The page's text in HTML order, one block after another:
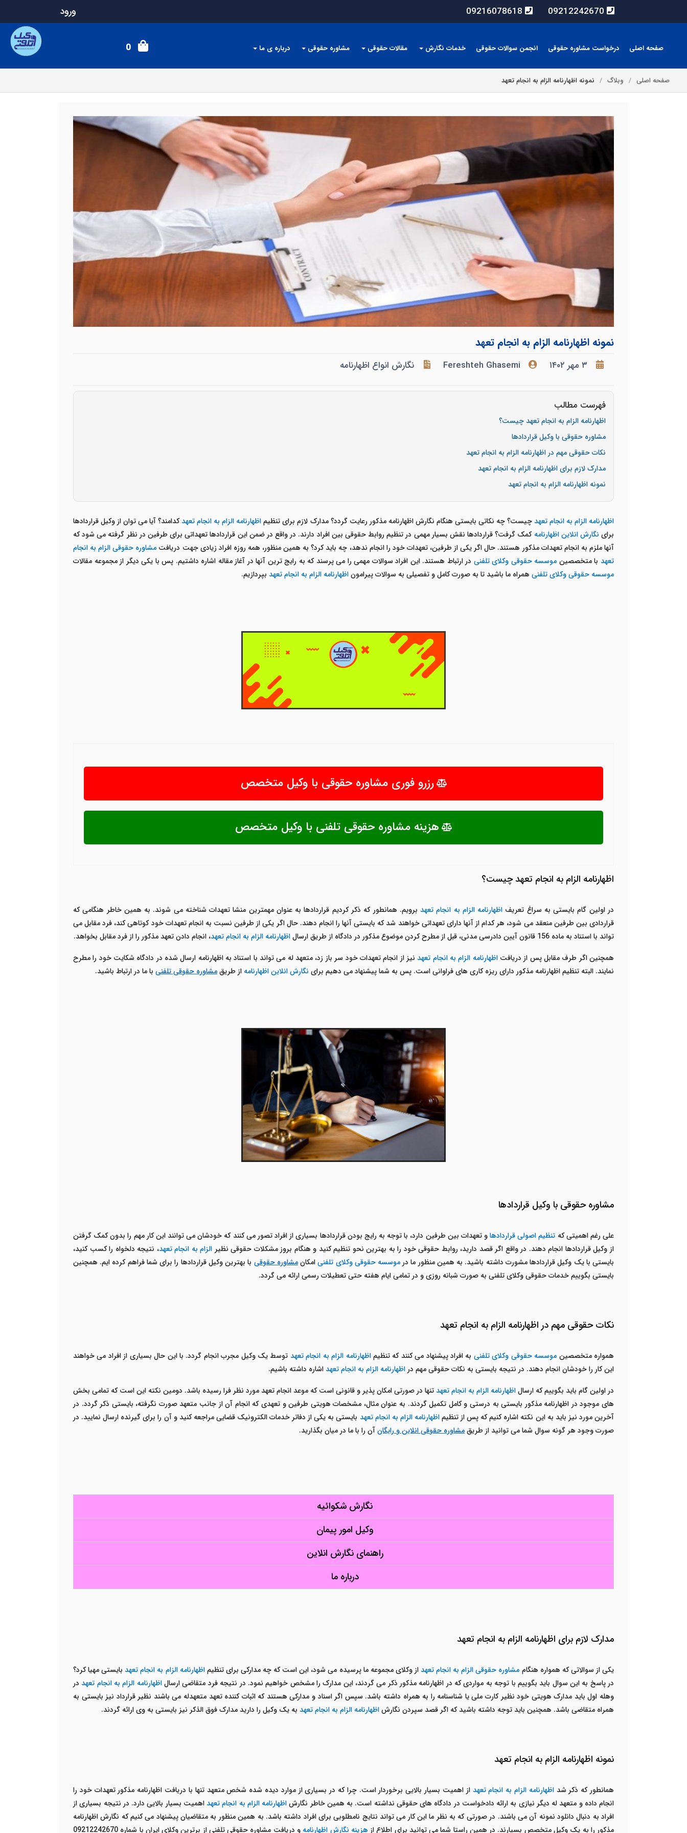
09212242670
09216078618 ورود
صفحه اصلی درخواست مشاوره حقوقی انجمن سوالات حقوقی خدمات نگارش مقالات حقوقی مشاوره حقوقی درباره ی ما 0
صفحه اصلی وبلاگ نمونه اظهارنامه الزام به انجام تعهد
نمونه اظهارنامه الزام به انجام تعهد
۳ مهر ۱۴۰۲ Fereshteh Ghasemi نگارش انواع اظهارنامه
فهرست مطالب
اظهارنامه الزام به انجام تعهد چیست؟
مشاوره حقوقی با وکیل قراردادها
نکات حقوقی مهم در اظهارنامه الزام به انجام تعهد
مدارک لازم برای اظهارنامه الزام به انجام تعهد
نمونه اظهارنامه الزام به انجام تعهد
اظهارنامه الزام به انجام تعهدچیست؟ چه نکاتی بایستی هنگام نگارش اظهارنامه مذکور رعایت گردد؟ مدارک لازم برای تنظیماظهارنامه الزام به انجام تعهدکدامند؟ آیا می توان از وکیل قراردادها
برای نگارش انلاین اظهارنامهکمک گرفت؟ قراردادها نقش بسیار مهمی در تنظیم روابط حقوقی بین افراد دارند. در واقع در ضمن این قراردادها تعهداتی برای طرفین در نظر گرفته می شود که
آنها ملزم به انجام تعهدات مذکور هستند. حال اگر یکی از طرفین، تعهدات خود را انجام ندهد، چه باید کرد؟ به همین منظور، همه روزه افراد زیادی جهت دریافت مشاوره حقوقی الزام به انجام
تعهدبا متخصصین موسسه حقوقی وکلای تلفنی در ارتباط هستند. این افراد سوالات مهمی را می پرسند که به رایج ترین آنها در آغاز مقاله اشاره داشتیم. پس با یکی دیگر از مجموعه مقالات
موسسه حقوقی وکلای تلفنی همراه ما باشید تا به صورت کامل و تفصیلی به سوالات پیراموناظهارنامه الزام به انجام تعهد بپردازیم.
رزرو فوری مشاوره حقوقی با وکیل متخصص
هزینه مشاوره حقوقی تلفنی با وکیل متخصص
اظهارنامه الزام به انجام تعهد چیست؟
در اولین گام بایستی به سراغ تعریف اظهارنامه الزام به انجام تعهدبرویم. همانطور که ذکر کردیم قراردادها به عنوان مهمترین منشا تعهدات شناخته می شوند. به همین خاطر هنگامی که
قراردادی بین طرفین منعقد می شود، هر کدام از آنها دارای تعهداتی خواهند شد که بایستی آنها را انجام دهند. حال اگر یکی از طرفین نسبت به انجام تعهدات خود کوتاهی کند، فرد مقابل می
تواند با استناد به ماده 156 قانون آیین دادرسی مدنی، قبل از مطرح کردن موضوع مذکور در دادگاه از طریق ارسال
اظهارنامه الزام به انجام تعهد، انجام دادن تعهد مذکور را از فرد مقابل بخواهد.
همچنین اگر طرف مقابل پس از دریافتاظهارنامه الزام به انجام تعهدنیز از انجام تعهدات خود سر باز زد، متعهد له می تواند با استناد به اظهارنامه ارسال شده در دادگاه شکایت خود را مطرح
نمایند. البته تنظیم اظهارنامه مذکور دارای ریزه کاری های فراوانی است. پس به شما پیشنهاد می دهیم برای نگارش انلاین اظهارنامه از طریقمشاوره حقوقی تلفنی با ما در ارتباط باشید.
مشاوره حقوقی با وکیل قراردادها
علی رغم اهمیتی که تنظیم اصولی قراردادهاو تعهدات بین طرفین دارد، با توجه به رایج بودن قراردادها بسیاری از افراد تصور می کنند که خودشان می توانند این کار مهم را بدون کمک گرفتن
از وکیل قراردادها انجام دهند. در واقع اگر قصد دارید، روابط حقوقی خود را به بهترین نحو تنظیم کنید و هنگام بروز مشکلات حقوقی نظیر الزام به انجام تعهد، نتیجه دلخواه را کسب کنید،
بایستی با یک وکیل قراردادها مشورت داشته باشید. به همین منظور ما درموسسه حقوقی وکلای تلفنیامکانمشاوره حقوقی با بهترین وکیل قراردادها را برای شما فراهم کرده ایم. همچنین
بایستی بگوییم خدمات حقوقی وکلای تلفنی به صورت شبانه روزی و در تمامی ایام هفته حتی تعطیلات رسمی ارائه می گردد.
نکات حقوقی مهم در اظهارنامه الزام به انجام تعهد
همواره متخصصین موسسه حقوقی وکلای تلفنی به افراد پیشنهاد می کنند که تنظیماظهارنامه الزام به انجام تعهد توسط یک وکیل مجرب انجام گردد. با این حال بسیاری از افراد می خواهند
این کار را خودشان انجام دهند. در نتیجه بایستی به نکات حقوقی مهم در اظهارنامه الزام به انجام تعهداشاره داشته باشیم.
در اولین گام باید بگوییم که ارسالاظهارنامه الزام به انجام تعهدتنها در صورتی امکان پذیر و قانونی است که موعد انجام تعهد مورد نظر فرا رسیده باشد. دومین نکته این است که تمامی بخش
های موجود در اظهارنامه مذکور بایستی به درستی و کامل تکمیل گردند. به عنوان مثال، مشخصات هویتی طرفین و تعهدی که انجام آن از جانب متعهد صورت نگرفته، بایستی ذکر گردد. در
آخرین مورد نیز باید به این نکته اشاره کنیم که پس از تنظیماظهارنامه الزام به انجام تعهد بایستی به یکی از دفاتر خدمات الکترونیک قضایی مراجعه کنید و آن را برای گیرنده ارسال نمایید. در
صورت وجود هر گونه سوال شما می توانید از طریقمشاوره حقوقی انلاین و رایگانآن را با ما در میان بگذارید.
نگارش شکوائیه
وکیل امور پیمان
راهنمای نگارش انلاین
درباره ما
مدارک لازم برای اظهارنامه الزام به انجام تعهد
یکی از سوالاتی که همواره هنگام مشاوره حقوقی الزام به انجام تعهداز وکلای مجموعه ما پرسیده می شود، این است که چه مدارکی برای تنظیماظهارنامه الزام به انجام تعهدبایستی مهیا کرد؟
در پاسخ به این سوال باید بگوییم با توجه به مواردی که در اظهارنامه مذکور ذکر می گردند، این مدارک را مشخص خواهیم نمود. در نتیجه فرد متقاضی ارسالاظهارنامه الزام به انجام تعهددر
وهله اول باید مدارک هویتی خود نظیر کارت ملی یا شناسنامه را به همراه داشته باشد. سپس اگر اسناد و مدارکی هستند که اثبات کننده تعهد متعهدله می باشند نظیر قرارداد نیز بایستی به
همراه متقاضی باشد. همچنین باید توجه داشته باشید که اگر قصد سپردن نگارشاظهارنامه الزام به انجام تعهد به یک وکیل را دارید مدارک فوق الذکر نیز بایستی به وی ارائه گردند.
نمونه اظهارنامه الزام به انجام تعهد
همانطور که ذکر شداظهارنامه الزام به انجام تعهد از اهمیت بسیار بالایی برخوردار است. چرا که در بسیاری از موارد دیده شده شخص متعهد تنها با دریافت اظهارنامه مذکور تعهدات خود را
انجام داده و متعهد له دیگر نیازی به ارائه دادخواست در دادگاه های حقوقی نداشته است. به همین خاطر نگارشاظهارنامه الزام به انجام تعهداهمیت بسیار بالایی دارد. در نتیجه بسیاری از
افراد به دنبال دانلود نمونه آن می باشند. در صورتی که به نظر ما این کار می تواند نتایج نامطلوبی برای افراد داشته باشد. به همین منظور به متقاضیان پیشنهاد می کنیم که نگارش اظهارنامه
مذکور را به یک وکیل متخصص بسپارند. در همین راستا شما می توانید برای اطلاع از هزینه نگارش اظهارنامه و دریافت مشاوره حقوقی تلفنی از برترین وکلای ایران با شماره 09212242670